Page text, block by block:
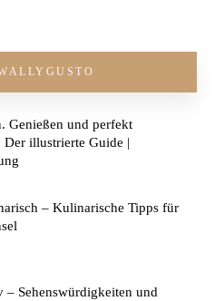
Genießen und perfekt
illustrierte Guide |
– Kulinarische Tipps für
– Sehenswürdigkeiten und